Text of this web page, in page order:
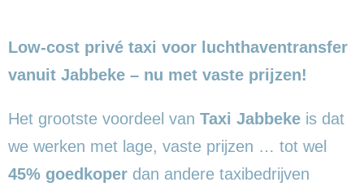
Low-cost privé taxi voor luchthaventransfer
vanuit Jabbeke – nu met vaste prijzen!
Het grootste voordeel van Taxi Jabbeke is dat
we werken met lage, vaste prijzen … tot wel
45% goedkoper dan andere taxibedrijven